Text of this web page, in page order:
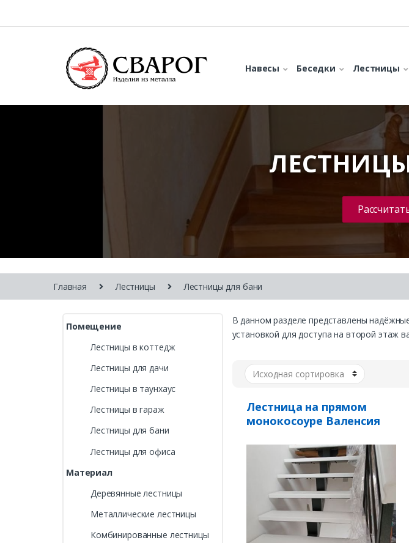
Навесы Беседки Лестницы
Главная Лестницы Лестницы для бани
В данном разделе представлены
установкой для доступа на второй этаж
Лестница на прямом
монокосоуре Валенсия
Помещение
Лестницы в коттедж
Лестницы для дачи
Лестницы в таунхаус
Лестницы в гараж
Лестницы для бани
Лестницы для офиса
Материал
Деревянные лестницы
Металлические лестницы
Комбинированные лестницы